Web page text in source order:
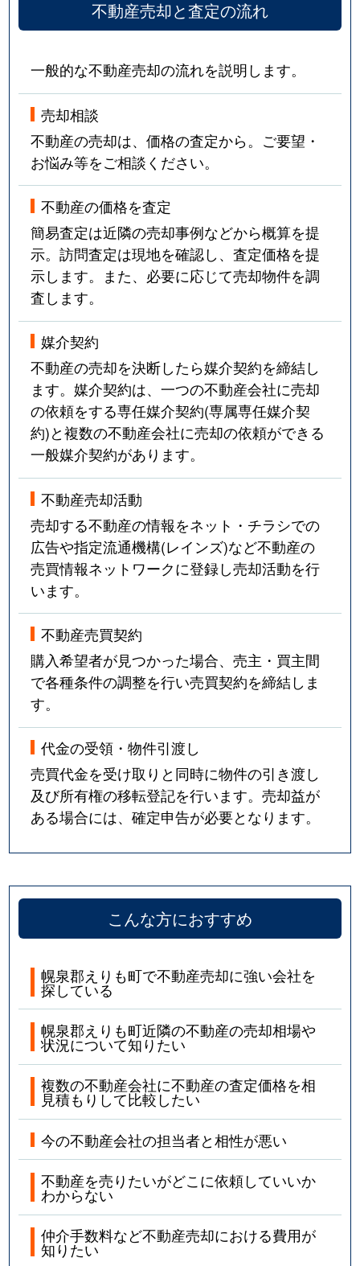
不動産売却と査定の流れ
一般的な不動産売却の流れを説明します。
売却相談
不動産の売却は、価格の査定から。ご要望・
お悩み等をご相談ください。
不動産の価格を査定
簡易査定は近隣の売却事例などから概算を提
示。訪問査定は現地を確認し、査定価格を提
示します。また、必要に応じて売却物件を調
査します。
媒介契約
不動産の売却を決断したら媒介契約を締結し
ます。媒介契約は、一つの不動産会社に売却
の依頼をする専任媒介契約(専属専任媒介契
約)と複数の不動産会社に売却の依頼ができる
一般媒介契約があります。
不動産売却活動
売却する不動産の情報をネット・チラシでの
広告や指定流通機構(レインズ)など不動産の
売買情報ネットワークに登録し売却活動を行
います。
不動産売買契約
購入希望者が見つかった場合、売主・買主間
で各種条件の調整を行い売買契約を締結しま
す。
代金の受領・物件引渡し
売買代金を受け取りと同時に物件の引き渡し
及び所有権の移転登記を行います。売却益が
ある場合には、確定申告が必要となります。
こんな方におすすめ
幌泉郡えりも町で不動産売却に強い会社を
探している
幌泉郡えりも町近隣の不動産の売却相場や
状況について知りたい
複数の不動産会社に不動産の査定価格を相
見積もりして比較したい
今の不動産会社の担当者と相性が悪い
不動産を売りたいがどこに依頼していいか
わからない
仲介手数料など不動産売却における費用が
知りたい